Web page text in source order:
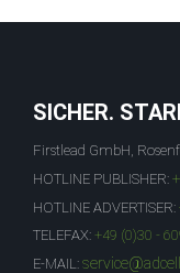
SICHER.
Firstlead GmbH,
HOTLINE PUBLISHER:
HOTLINE ADVERTISER:
TELEFAX: +49 (0)30 -
E-MAIL: